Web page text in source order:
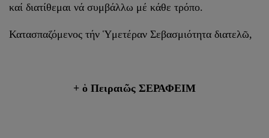
καί διατίθεμαι νά συμβάλλω μέ κάθε τρόπο.
Κατασπαζόμενος τήν Ὑμετέραν Σεβασμιότητα διατελῶ,
+ ὁ Πειραιῶς ΣΕΡΑΦΕΙΜ